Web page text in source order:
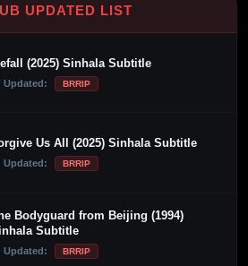
UPDATED LIST
(2025) Sinhala Subtitle
Updated: BRRIP
Us All (2025) Sinhala Subtitle
Updated: BRRIP
Bodyguard from Beijing (1994)
Subtitle
Updated: BRRIP